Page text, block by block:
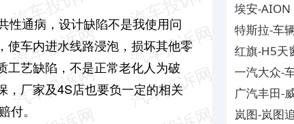
性通病，设计缺陷不是我使用问
使车内进水线路浸泡，损坏其他零
工艺缺陷，不是正常老化人为破
，厂家及4S店也要负一定的相关
。
埃安-AION
特斯拉-车
红旗-H5天
一汽大众-
广汽丰田-
磁
岚图-岚图